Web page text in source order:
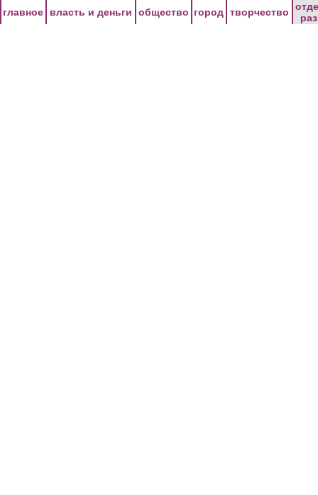
главное власть и деньги общество город творчество